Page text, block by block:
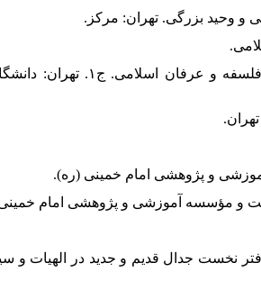
۵. خانی، ابراهیم. ۱۳۹۵. جامعه‌شناسی متعالیه: هستی‌شناسی حیات‌های اجتماعی بر مبنای
فرانسه: دفتر نخست جدال قدیم و جدید در الهیات